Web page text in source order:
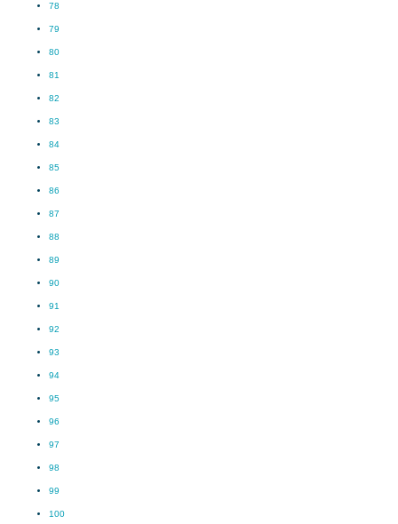
78
79
80
81
82
83
84
85
86
87
88
89
90
91
92
93
94
95
96
97
98
99
100